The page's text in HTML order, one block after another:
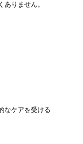
りません。
なケアを受ける